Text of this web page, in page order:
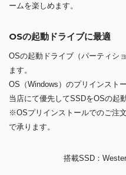
ームを楽しめます。
OSの起動ドライブに最適
OSの起動ドライブ（パーティシ
ます。
OS（Windows）のプリインスト
当店にて優先してSSDをOSの起
※OSプリインストールでのご注
で承ります。
搭載SSD：